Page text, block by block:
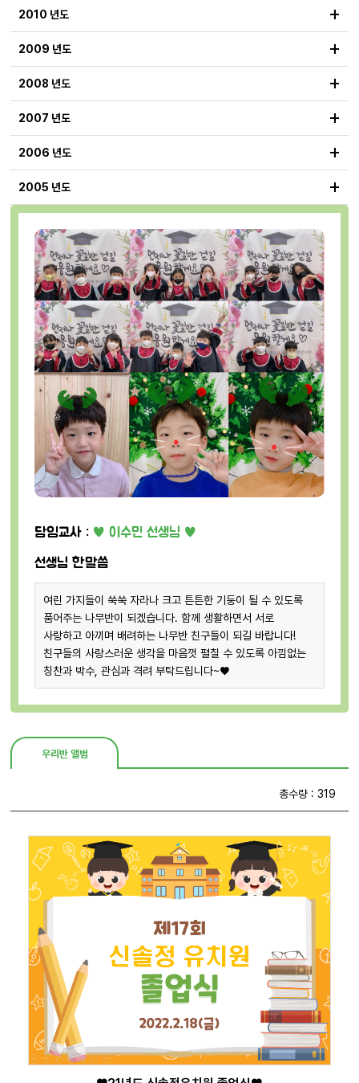
2010 년도 +
2009 년도 +
2008 년도 +
2007 년도 +
2006 년도 +
2005 년도 +
담임교사 : ♥ 이수민 선생님 ♥
선생님 한말씀
여린 가지들이 쑥쑥 자라나 크고 튼튼한 기둥이 될 수 있도록
품어주는 나무반이 되겠습니다. 함께 생활하면서 서로
사랑하고 아끼며 배려하는 나무반 친구들이 되길 바랍니다!
친구들의 사랑스러운 생각을 마음껏 펼칠 수 있도록 아낌없는
칭찬과 박수, 관심과 격려 부탁드립니다~♥
우리반 앨범
총수량 : 319